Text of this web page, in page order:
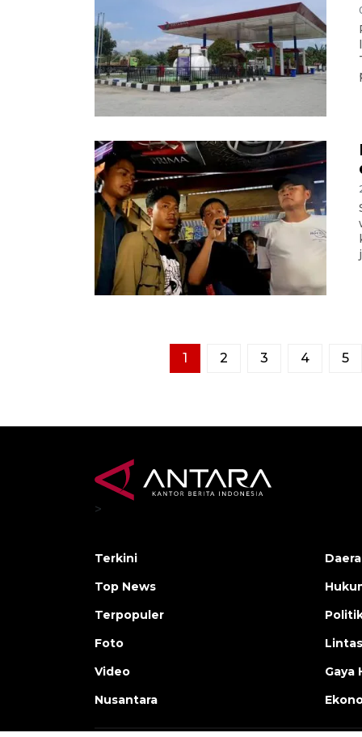
1 2 3 4 5
>
Terkini
Top News
Terpopuler
Foto
Video
Nusantara
Gaya